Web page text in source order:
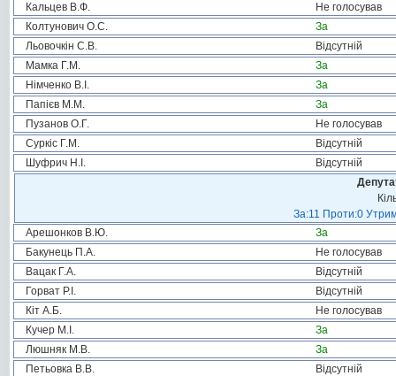
Кальцев В.Ф.
Не голосував
Колтунович О.С.
За
Льовочкін С.В.
Відсутній
Мамка Г.М.
За
Німченко В.І.
За
Папієв М.М.
За
Пузанов О.Г.
Не голосував
Суркіс Г.М.
Відсутній
Шуфрич Н.І.
Відсутній
За:11 Проти:0
Арешонков В.Ю.
За
Бакунець П.А.
Не голосував
Вацак Г.А.
Відсутній
Горват Р.І.
Відсутній
Кіт А.Б.
Не голосував
Кучер М.І.
За
Люшняк М.В.
За
Петьовка В.В.
Відсутній